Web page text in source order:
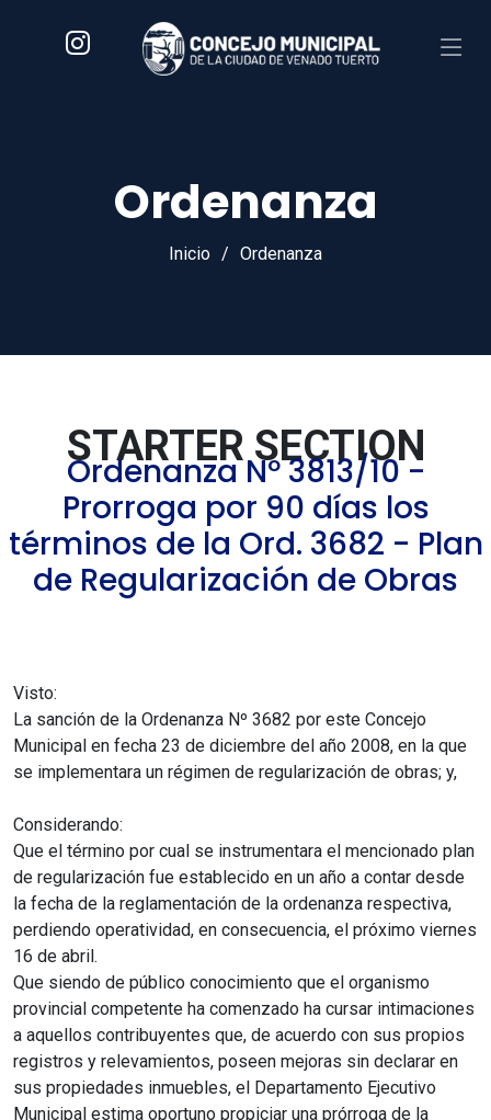
Ordenanza
Inicio Ordenanza
STARTER SECTION
Ordenanza Nº 3813/10 -
Prorroga por 90 días los
términos de la Ord. 3682 - Plan
de Regularización de Obras
Visto:
La sanción de la Ordenanza Nº 3682 por este Concejo
Municipal en fecha 23 de diciembre del año 2008, en la que
se implementara un régimen de regularización de obras; y,
Considerando:
Que el término por cual se instrumentara el mencionado plan
de regularización fue establecido en un año a contar desde
la fecha de la reglamentación de la ordenanza respectiva,
perdiendo operatividad, en consecuencia, el próximo viernes
16 de abril.
Que siendo de público conocimiento que el organismo
provincial competente ha comenzado ha cursar intimaciones
a aquellos contribuyentes que, de acuerdo con sus propios
registros y relevamientos, poseen mejoras sin declarar en
sus propiedades inmuebles, el Departamento Ejecutivo
Municipal estima oportuno propiciar una prórroga de la